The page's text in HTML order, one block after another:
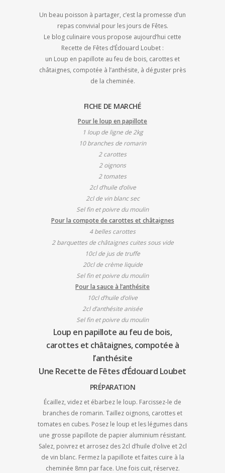
Un beau poisson à partager, c’est la promesse d’un
repas convivial pour les jours de Fêtes.
Le blog culinaire vous propose aujourd’hui cette
Recette de Fêtes d’Édouard Loubet :
un Loup en papillote au feu de bois, carottes et
châtaignes, compotée à l’anthésite, à déguster près
de la cheminée.
FICHE DE MARCHÉ
Pour le loup en papillote
1 loup de ligne de 2kg
10 branches de romarin
2 carottes
2 oignons
2 tomates
2cl d’huile d’olive
2cl de vin blanc sec
Sel fin et poivre du moulin
Pour la compote de carottes et châtaignes
4 belles carottes
2 barquettes de châtaignes cuites sous vide
10cl de jus de truffe
20cl de crème liquide
Sel fin et poivre du moulin
Pour la sauce à l’anthésite
10cl d’huile d’olive
2cl d’anthésite anisée
Sel fin et poivre du moulin
Loup en papillote au feu de bois,
carottes et châtaignes, compotée à
l’anthésite
Une Recette de Fêtes d’Édouard Loubet
PRÉPARATION
Écaillez, videz et ébarbez le loup. Farcissez-le de
branches de romarin. Taillez oignons, carottes et
tomates en cubes. Posez le loup et les légumes dans
une grosse papillote de papier aluminium résistant.
Salez, poivrez et arrosez des 2cl d’huile d’olive et 2cl
de vin blanc. Fermez la papillote et faites cuire à la
cheminée 8mn par face. Une fois cuit, réservez.